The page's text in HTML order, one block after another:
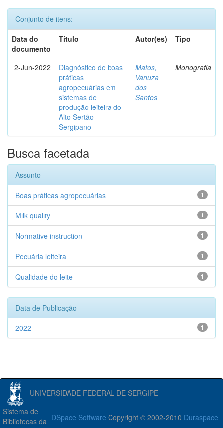
Conjunto de itens:
Data do
documento
Título Autor(es) Tipo
2-Jun-2022
Diagnóstico de boas
práticas
agropecuárias em
sistemas de
produção leiteira do
Alto Sertão
Sergipano
Matos,
Vanuza
dos
Santos
Monografia
Busca facetada
Assunto
1
Boas práticas agropecuárias
1
Milk quality
1
Normative instruction
1
Pecuária leiteira
1
Qualidade do leite
Data de Publicação
1
2022
UNIVERSIDADE FEDERAL DE SERGIPE
DSpace Software Copyright © 2002-2010 Duraspace
Sistema de
Bibliotecas da